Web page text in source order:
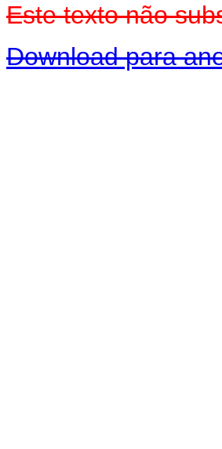
Este texto não
Download para